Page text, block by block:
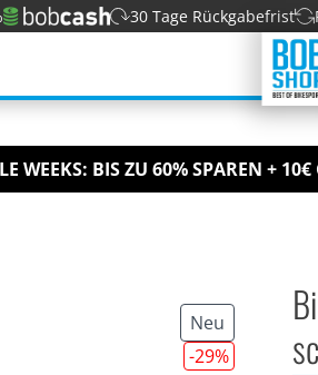
30 Tage Rückgabefrist
WEEKS: BIS ZU 60% SPAREN +
-29%
Neu